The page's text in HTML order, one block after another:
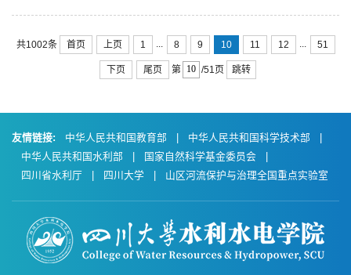
共1002条 首页 上页 1 ... 8 9 10 11 12 ... 51
下页 尾页 第 /51页 跳转
友情链接: 中华人民共和国教育部 中华人民共和国科学技术部
中华人民共和国水利部
国家自然科学基金委员会
四川省水利厅
四川大学 山区河流保护与治理全国重点实验室